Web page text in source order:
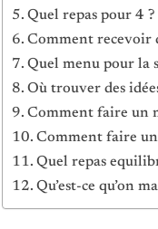
Quel repas pour 4 ?
Comment recevoir
Quel menu pour la
Où trouver des
Comment faire un
Comment faire
Quel repas
Qu’est-ce qu’on